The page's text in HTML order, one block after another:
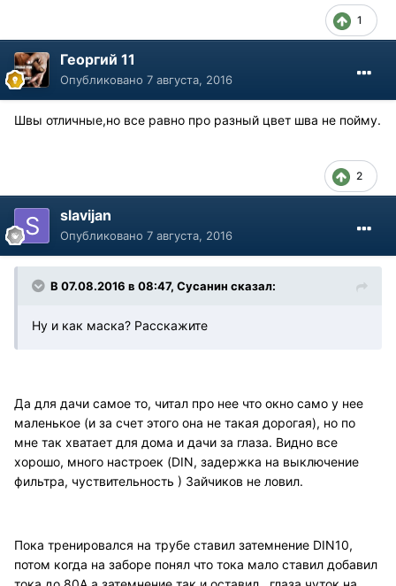
1
Георгий 11
Опубликовано 7 августа, 2016
Швы отличные,но все равно про разный цвет шва не пойму.
2
slavijan
Опубликовано 7 августа, 2016
В 07.08.2016 в 08:47, Сусанин сказал:
Ну и как маска? Расскажите
Да для дачи самое то, читал про нее что окно само у нее
маленькое (и за счет этого она не такая дорогая), но по
мне так хватает для дома и дачи за глаза. Видно все
хорошо, много настроек (DIN, задержка на выключение
фильтра, чуствительность ) Зайчиков не ловил.
Пока тренировался на трубе ставил затемнение DIN10,
потом когда на заборе понял что тока мало ставил добавил